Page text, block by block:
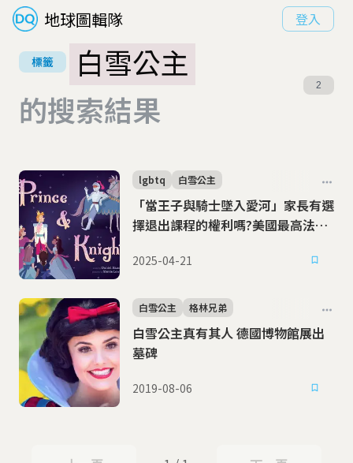
地球圖輯隊 登入
標籤
白雪公主
的搜索結果
2
「當王子與騎士墜入愛河」家長有選
擇退出課程的權利嗎?美國最高法院
lgbtq 白雪公主
2025-04-21
白雪公主真有其人 德國博物館展出
墓碑
白雪公主 格林兄弟
2019-08-06